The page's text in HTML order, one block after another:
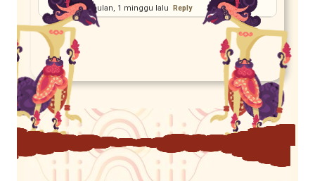
2 bulan, 1 minggu lalu Reply